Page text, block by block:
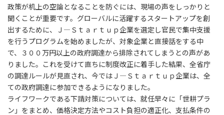
政策が机上の空論となることを防ぐには、現場の声をしっかりと
聞くことが重要です。グローバルに活躍するスタートアップを創
出するために、Ｊ―Ｓｔａｒｔｕｐ企業を選定し官民で集中支援
を行うプログラムを始めましたが、対象企業と直接話をする中
で、３００万円以上の政府調達から排除されてしまうとの声があ
りました。これを受けて直ちに制度改正に着手した結果、全省庁
の調達ルールが見直され、今ではＪ―Ｓｔａｒｔｕｐ企業は、全
ての政府調達に参加できるようになりました。
ライフワークである下請対策については、就任早々に「世耕プラ
ン」をまとめ、価格決定方法やコスト負担の適正化、支払条件の